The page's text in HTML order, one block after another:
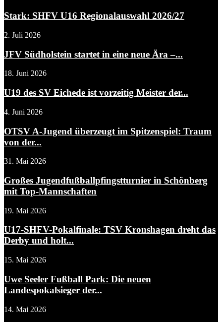
Stark: SHFV U16 Regionalauswahl 2026/27
2. Juli 2026
JFV Südholstein startet in eine neue Ära –...
18. Juni 2026
U19 des SV Eichede ist vorzeitig Meister der...
4. Juni 2026
OTSV A-Jugend überzeugt im Spitzenspiel: Traum
von der...
31. Mai 2026
Großes Jugendfußballpfingstturnier in Schönberg
mit Top-Mannschaften
19. Mai 2026
U17-SHFV-Pokalfinale: TSV Kronshagen dreht das
Derby und holt...
15. Mai 2026
Uwe Seeler Fußball Park: Die neuen
Landespokalsieger der...
14. Mai 2026